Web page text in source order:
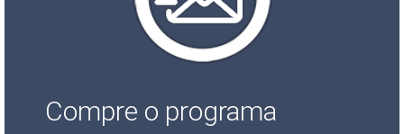
Compre o programa